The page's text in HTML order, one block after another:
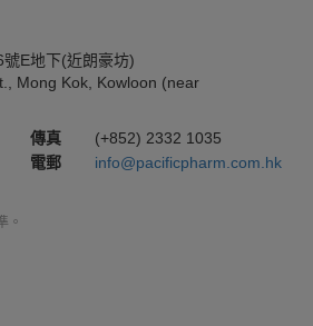
E地下(近朗豪坊)
Mong Kok, Kowloon (near
傳真
(+852) 2332 1035
電郵 info@pacificpharm.com.hk
。